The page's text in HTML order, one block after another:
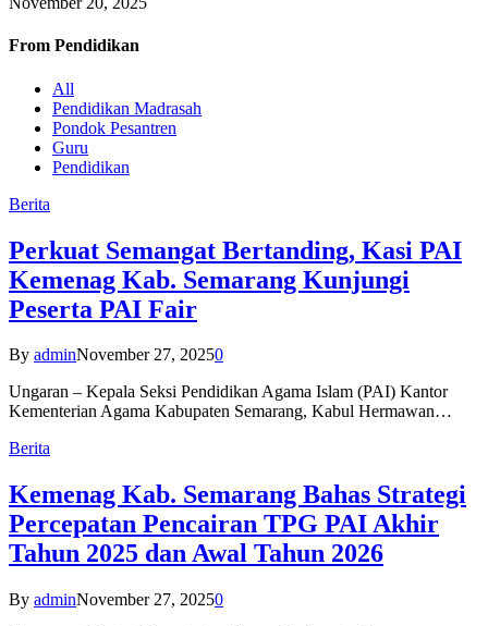
From Pendidikan
All
Pendidikan Madrasah
Pondok Pesantren
Guru
Pendidikan
Berita
Perkuat Semangat Bertanding, Kasi PAI
Kemenag Kab. Semarang Kunjungi
Peserta PAI Fair
By adminNovember 27, 20250
Ungaran – Kepala Seksi Pendidikan Agama Islam (PAI) Kantor
Kementerian Agama Kabupaten Semarang, Kabul Hermawan…
Berita
Kemenag Kab. Semarang Bahas Strategi
Percepatan Pencairan TPG PAI Akhir
Tahun 2025 dan Awal Tahun 2026
By adminNovember 27, 20250